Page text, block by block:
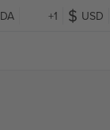
DA +1 USD